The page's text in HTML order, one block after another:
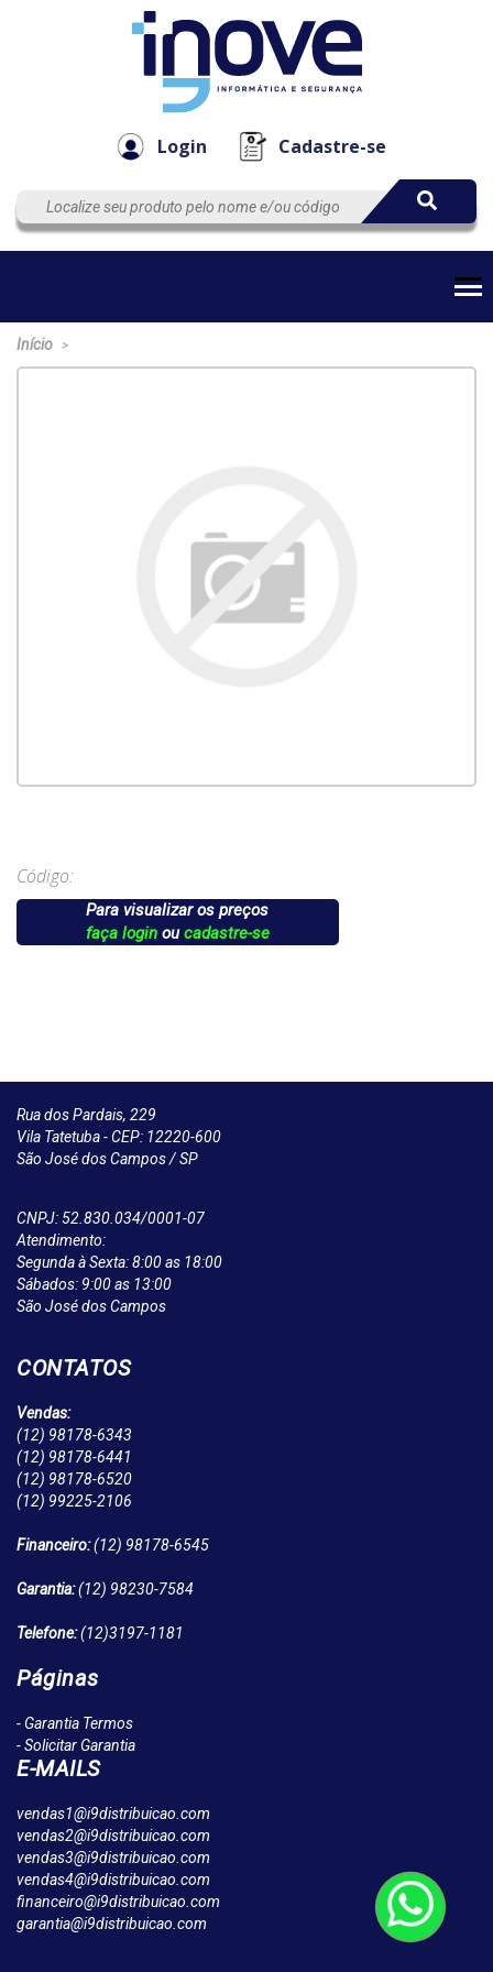
Login Cadastre-se
EmpresaAutomação
Início >
Código:
Para visualizar os preços
faça loginoucadastre-se
Rua dos Pardais, 229
Vila Tatetuba - CEP: 12220-600
São José dos Campos / SP
CNPJ: 52.830.034/0001-07
Atendimento:
Segunda à Sexta: 8:00 as 18:00
Sábados: 9:00 as 13:00
São José dos Campos
CONTATOS
Vendas:
(12) 98178-6343
(12) 98178-6441
(12) 98178-6520
(12) 99225-2106
Financeiro:(12) 98178-6545
Garantia:(12) 98230-7584
Telefone:(12)3197-1181
Páginas
- Garantia Termos
- Solicitar Garantia
E-MAILS
vendas1@i9distribuicao.com
vendas2@i9distribuicao.com
vendas3@i9distribuicao.com
vendas4@i9distribuicao.com
financeiro@i9distribuicao.com
garantia@i9distribuicao.com